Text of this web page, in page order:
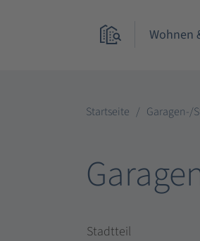
Wohnen
Startseite Garagen-/
Stadtteil